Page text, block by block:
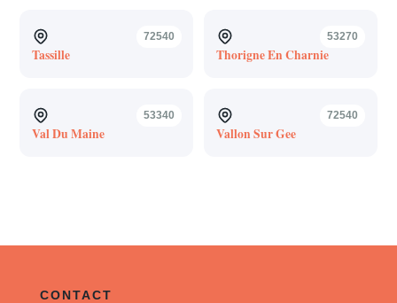
72540
Tassille
53270
Thorigne En Charnie
53340
Val Du Maine
72540
Vallon Sur Gee
CONTACT